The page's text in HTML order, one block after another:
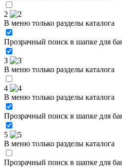
2
В меню только разделы каталога
Прозрачный поиск в шапке для
3
В меню только разделы каталога
4
В меню только разделы каталога
Прозрачный поиск в шапке для
5
В меню только разделы каталога
Прозрачный поиск в шапке для